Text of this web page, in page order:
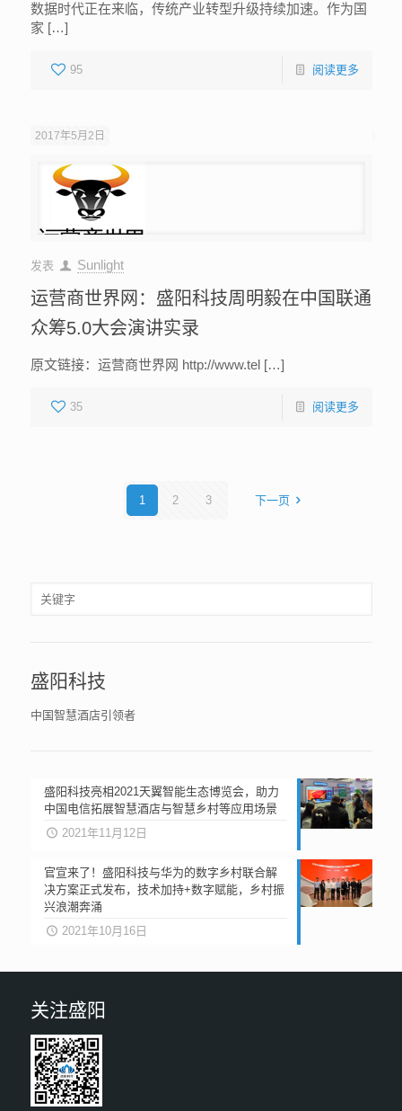
数据时代正在来临，传统产业转型升级持续加速。作为国
家 […]
95 阅读更多
2017年5月2日
发表 Sunlight
运营商世界网：盛阳科技周明毅在中国联通
众筹5.0大会演讲实录
原文链接：运营商世界网 http://www.tel […]
35 阅读更多
1 2 3 下一页
盛阳科技
中国智慧酒店引领者
盛阳科技亮相2021天翼智能生态博览会，助力
中国电信拓展智慧酒店与智慧乡村等应用场景
2021年11月12日
官宣来了！盛阳科技与华为的数字乡村联合解
决方案正式发布，技术加持+数字赋能，乡村振
兴浪潮奔涌
2021年10月16日
关注盛阳